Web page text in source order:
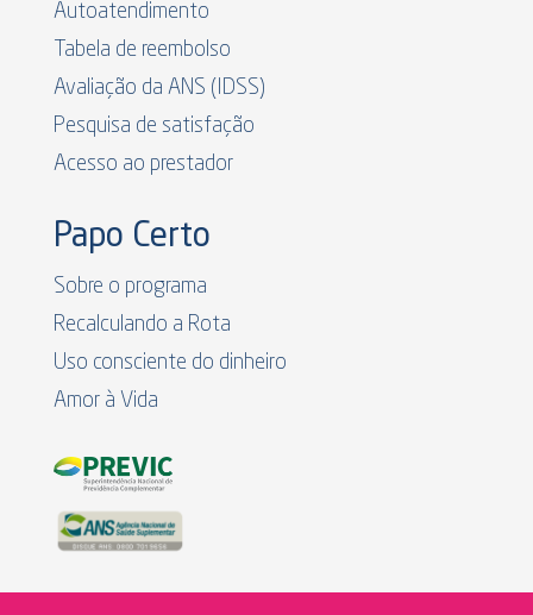
Autoatendimento
Tabela de reembolso
Avaliação da ANS (IDSS)
Pesquisa de satisfação
Acesso ao prestador
Papo Certo
Sobre o programa
Recalculando a Rota
Uso consciente do dinheiro
Amor à Vida